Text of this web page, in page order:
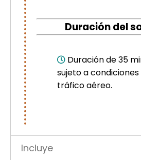
Duración del
Duración de 35
sujeto a
tráfico aéreo.
Incluye